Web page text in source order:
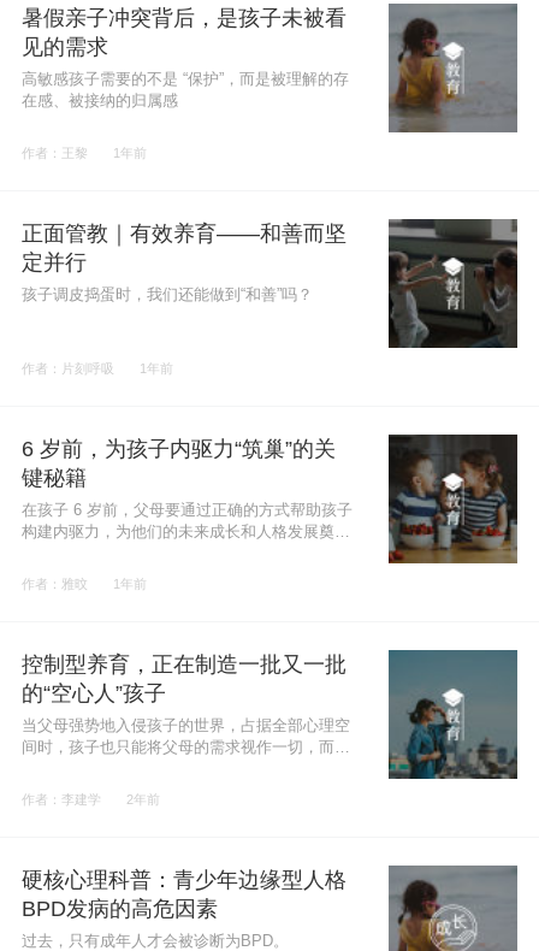
暑假亲子冲突背后，是孩子未被看
见的需求
高敏感孩子需要的不是 “保护”，而是被理解的存
在感、被接纳的归属感
作者：王黎 1年前
正面管教｜有效养育——和善而坚
定并行
孩子调皮捣蛋时，我们还能做到“和善”吗？
作者：片刻呼吸 1年前
6 岁前，为孩子内驱力“筑巢”的关
键秘籍
在孩子 6 岁前，父母要通过正确的方式帮助孩子
构建内驱力，为他们的未来成长和人格发展奠定
作者：雅旼 1年前
控制型养育，正在制造一批又一批
的“空心人”孩子
当父母强势地入侵孩子的世界，占据全部心理空
间时，孩子也只能将父母的需求视作一切，而无
索自己。
作者：李建学 2年前
硬核心理科普：青少年边缘型人格
BPD发病的高危因素
过去，只有成年人才会被诊断为BPD。